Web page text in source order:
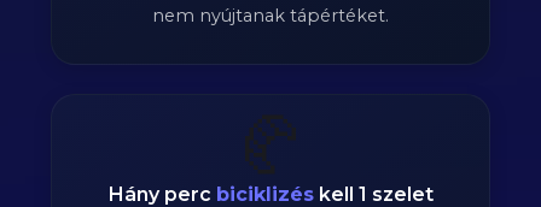
nem nyújtanak tápértéket.
🥐
Hány perc biciklizéskell 1 szelet